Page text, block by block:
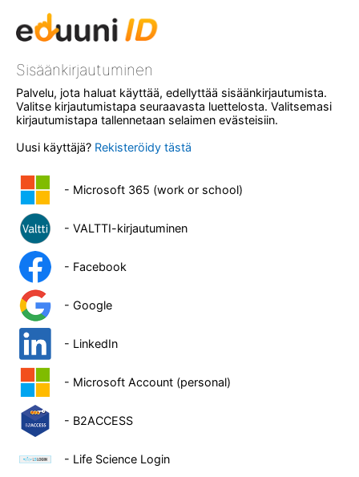
Sisäänkirjautuminen
Palvelu, jota haluat käyttää, edellyttää sisäänkirjautumista.
Valitse kirjautumistapa seuraavasta luettelosta. Valitsemasi
kirjautumistapa tallennetaan selaimen evästeisiin.
Uusi käyttäjä? Rekisteröidy tästä
- Microsoft 365 (work or school)
- VALTTI-kirjautuminen
- Facebook
- Google
- LinkedIn
- Microsoft Account (personal)
- B2ACCESS
- Life Science Login